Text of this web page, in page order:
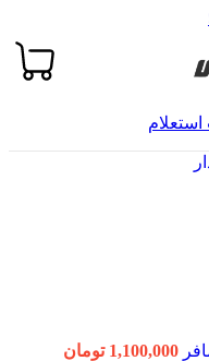
1,100,000 تومان